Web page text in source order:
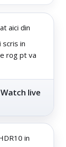
aici din
scris in
rog pt va
live
in